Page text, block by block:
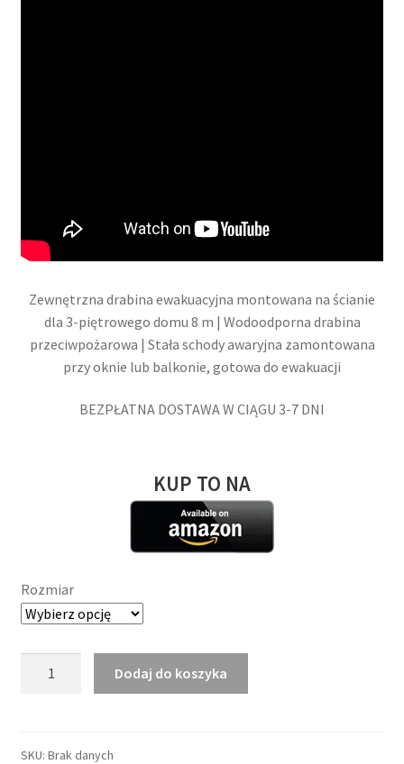
Zewnętrzna drabina ewakuacyjna montowana na ścianie
dla 3-piętrowego domu 8 m | Wodoodporna drabina
przeciwpożarowa | Stała schody awaryjna zamontowana
przy oknie lub balkonie, gotowa do ewakuacji
BEZPŁATNA DOSTAWA W CIĄGU 3-7 DNI
KUP TO NA
Rozmiar
na
Dodaj do koszyka
SKU: Brak danych